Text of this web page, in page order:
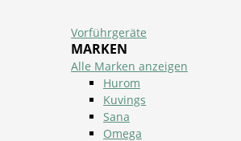
Vorführgeräte
MARKEN
Alle Marken anzeigen
Hurom
Kuvings
Sana
Omega